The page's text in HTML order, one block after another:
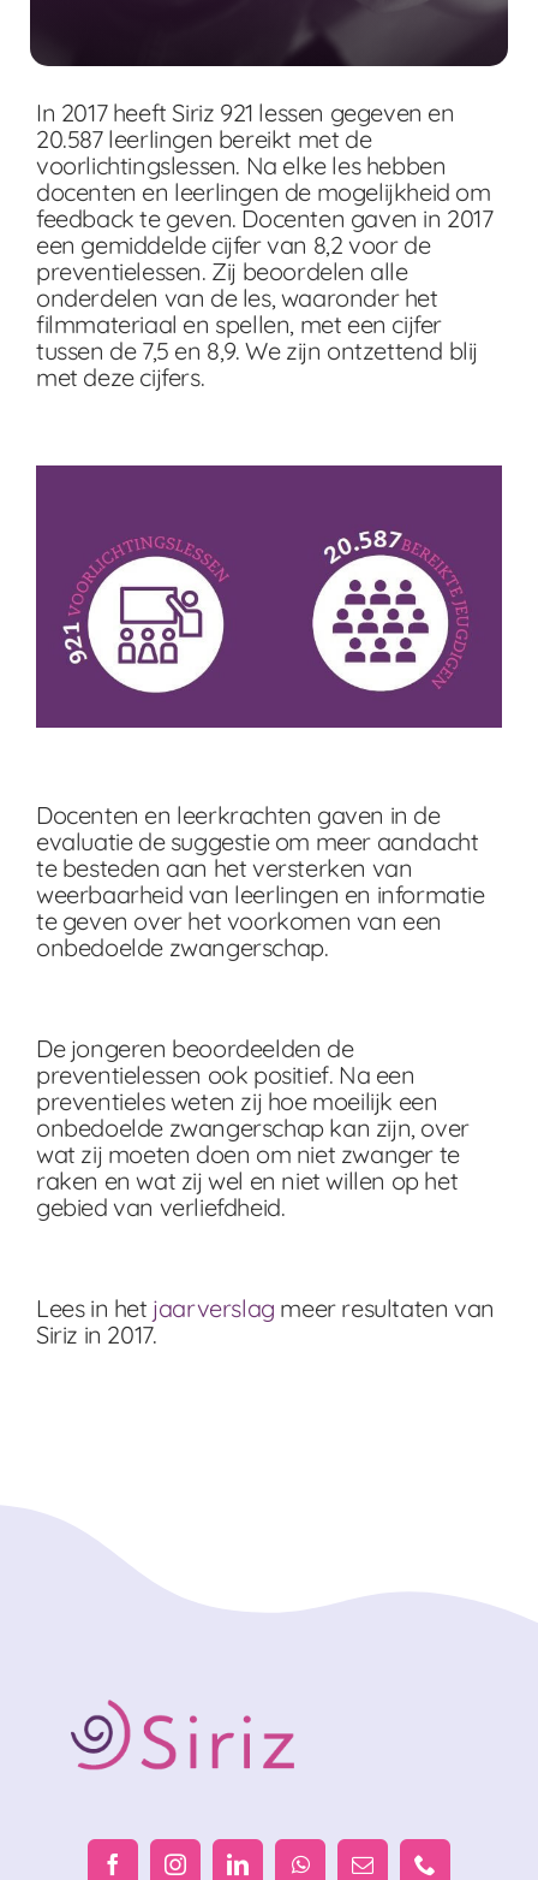
In 2017 heeft Siriz 921 lessen gegeven en
20.587 leerlingen bereikt met de
voorlichtingslessen. Na elke les hebben
docenten en leerlingen de mogelijkheid om
feedback te geven. Docenten gaven in 2017
een gemiddelde cijfer van 8,2 voor de
preventielessen. Zij beoordelen alle
onderdelen van de les, waaronder het
filmmateriaal en spellen, met een cijfer
tussen de 7,5 en 8,9. We zijn ontzettend blij
met deze cijfers.
Docenten en leerkrachten gaven in de
evaluatie de suggestie om meer aandacht
te besteden aan het versterken van
weerbaarheid van leerlingen en informatie
te geven over het voorkomen van een
onbedoelde zwangerschap.
De jongeren beoordeelden de
preventielessen ook positief. Na een
preventieles weten zij hoe moeilijk een
onbedoelde zwangerschap kan zijn, over
wat zij moeten doen om niet zwanger te
raken en wat zij wel en niet willen op het
gebied van verliefdheid.
Lees in het jaarverslag meer resultaten van
Siriz in 2017.